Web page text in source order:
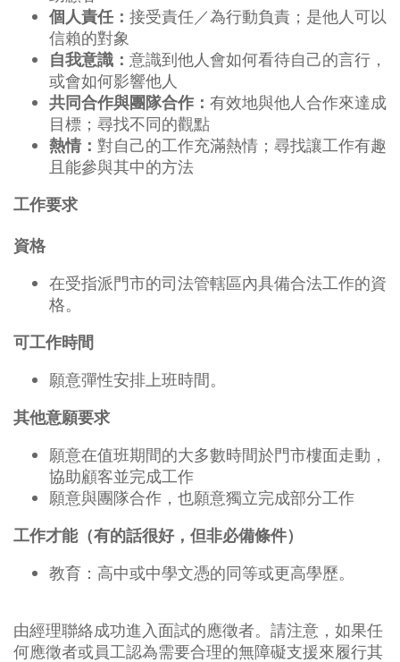
個人責任： 接受責任／為行動負責；是他人可以
信賴的對象
自我意識： 意識到他人會如何看待自己的言行，
或會如何影響他人
共同合作與團隊合作： 有效地與他人合作來達成
目標；尋找不同的觀點
熱情： 對自己的工作充滿熱情；尋找讓工作有趣
且能參與其中的方法
工作要求
資格
在受指派門市的司法管轄區內具備合法工作的資
格。
可工作時間
願意彈性安排上班時間。
其他意願要求
願意在值班期間的大多數時間於門市樓面走動，
協助顧客並完成工作
願意與團隊合作，也願意獨立完成部分工作
工作才能（有的話很好，但非必備條件）
教育：高中或中學文憑的同等或更高學歷。
由經理聯絡成功進入面試的應徵者。請注意，如果任
何應徵者或員工認為需要合理的無障礙支援來履行其